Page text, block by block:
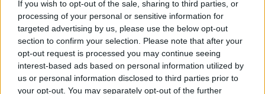
If you wish to opt-out of the sale, sharing to third parties, or
processing of your personal or sensitive information for
targeted advertising by us, please use the below opt-out
section to confirm your selection. Please note that after your
opt-out request is processed you may continue seeing
interest-based ads based on personal information utilized by
us or personal information disclosed to third parties prior to
your opt-out. You may separately opt-out of the further